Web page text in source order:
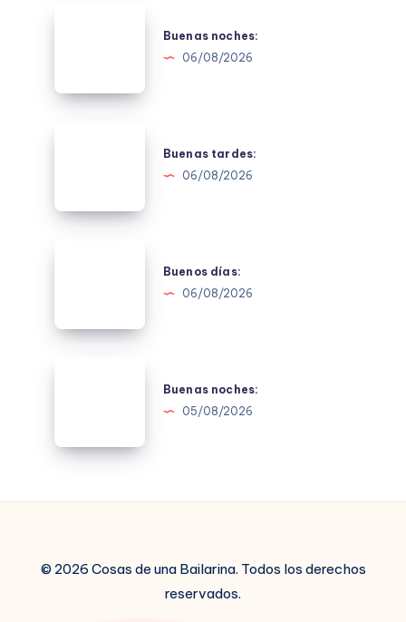
Buenas noches:
06/08/2026
Buenas tardes:
06/08/2026
Buenos días:
06/08/2026
Buenas noches:
05/08/2026
© 2026 Cosas de una Bailarina. Todos los derechos
reservados.